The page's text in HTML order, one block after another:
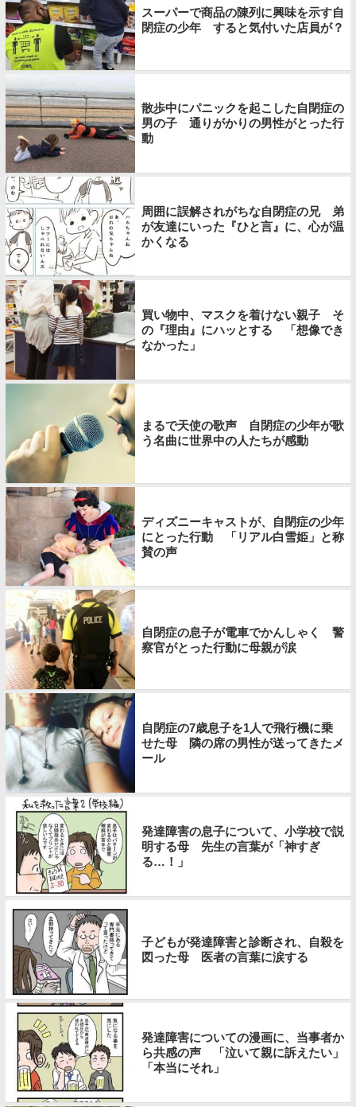
スーパーで商品の陳列に興味を示す自
閉症の少年 すると気付いた店員が？
散歩中にパニックを起こした自閉症の
男の子 通りがかりの男性がとった行
動
周囲に誤解されがちな自閉症の兄 弟
が友達にいった『ひと言』に、心が温
かくなる
買い物中、マスクを着けない親子 そ
の『理由』にハッとする 「想像でき
なかった」
まるで天使の歌声 自閉症の少年が歌
う名曲に世界中の人たちが感動
ディズニーキャストが、自閉症の少年
にとった行動 「リアル白雪姫」と称
賛の声
自閉症の息子が電車でかんしゃく 警
察官がとった行動に母親が涙
自閉症の7歳息子を1人で飛行機に乗
せた母 隣の席の男性が送ってきたメ
ール
発達障害の息子について、小学校で説
明する母 先生の言葉が「神すぎ
る…！」
子どもが発達障害と診断され、自殺を
図った母 医者の言葉に涙する
発達障害についての漫画に、当事者か
ら共感の声 「泣いて親に訴えたい」
「本当にそれ」